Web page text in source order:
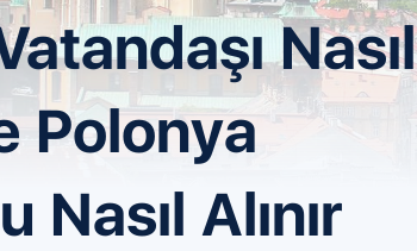
Nasıl
Polonya
Nasıl Alınır